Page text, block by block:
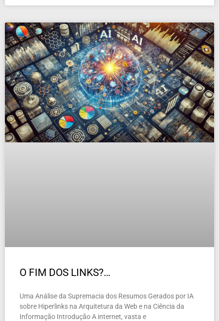
O FIM DOS LINKS?…
Uma Análise da Supremacia dos Resumos Gerados por IA
sobre Hiperlinks na Arquitetura da Web e na Ciência da
Informação Introdução A internet, vasta e